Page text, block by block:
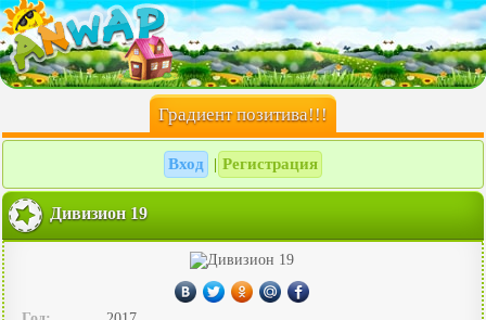
Градиент позитива!!!
Вход Регистрация
Дивизион 19